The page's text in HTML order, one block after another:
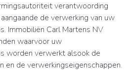
verantwoording
de verwerking van uw
Immobiliën Carl Martens NV
waarvoor uw
worden verwerkt alsook de
en de verwerkingseigenschappen.